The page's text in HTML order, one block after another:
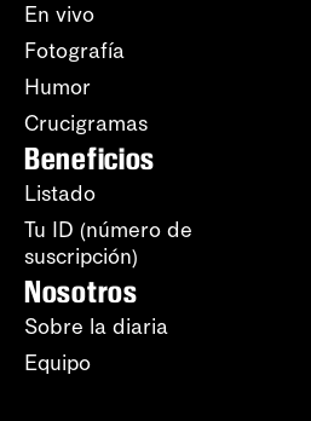
En vivo
Fotografía
Humor
Crucigramas
Beneficios
Listado
Tu ID (número de
suscripción)
Nosotros
Sobre la diaria
Equipo